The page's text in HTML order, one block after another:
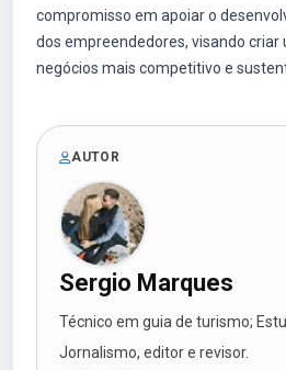
compromisso em apoiar o
dos empreendedores, visando criar
negócios mais competitivo e
AUTOR
Sergio Marques
Técnico em guia de turismo;
Jornalismo, editor e revisor.